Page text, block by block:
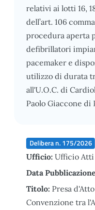
relativi ai lotti 16,
dell’art. 106
procedura aperta
defibrillatori
pacemaker e
utilizzo di durata
all'U.O.C. di
Paolo Giaccone di
Delibera n. 175/2026
Ufficio: Ufficio
Data
Titolo: Presa
Convenzione tra